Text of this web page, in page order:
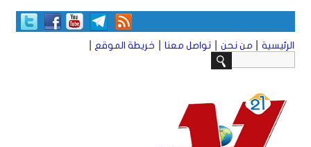
الرئيسية من نحن تواصل معنا خريطة الموقع